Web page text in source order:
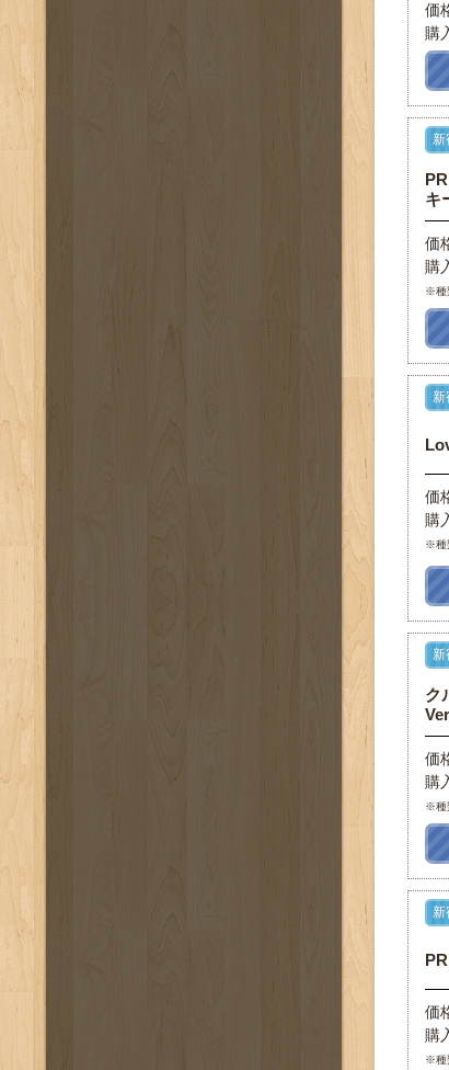
価
購
新
キ
価
購
※種
新
価
購
※種
新
ク
価
購
※種
新
価
購
※種